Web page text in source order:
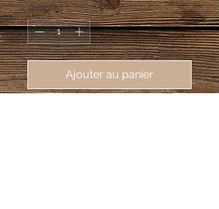
Quantité *
Ajouter au panier